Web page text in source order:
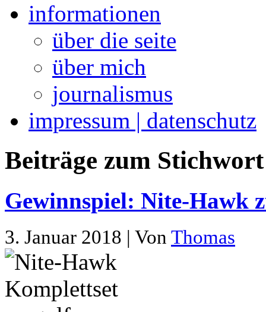
informationen
über die seite
über mich
journalismus
impressum | datenschutz
Beiträge zum
Gewinnspiel: Nite-Hawk
3. Januar 2018 | Von Thomas